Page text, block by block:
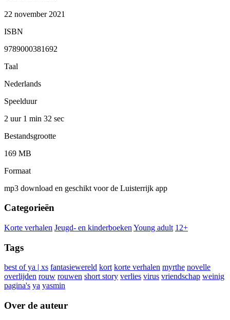
22 november 2021
ISBN
9789000381692
Taal
Nederlands
Speelduur
2 uur 1 min 32 sec
Bestandsgrootte
169 MB
Formaat
mp3 download en geschikt voor de Luisterrijk app
Categorieën
Korte verhalen Jeugd- en kinderboeken Young adult 12+
Tags
best of ya | xs fantasiewereld kort korte verhalen myrthe novelle
overlijden rouw rouwen short story verlies virus vriendschap weinig
pagina's ya yasmin
Over de auteur